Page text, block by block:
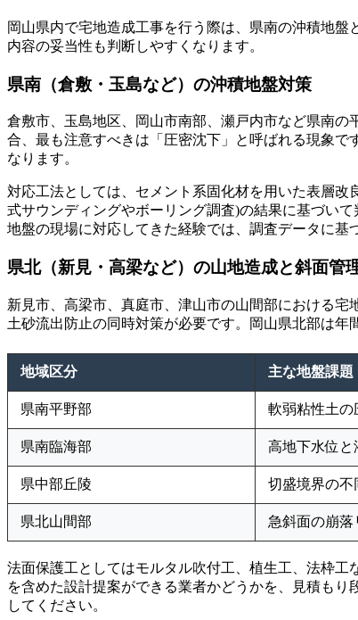
岡山県内で宅地造成工事を行う際は、県南の沖積地
内容の妥当性も判断しやすくなります。
県南（倉敷・玉島など）の沖積地盤対策
倉敷市、玉島地区、岡山市南部、瀬戸内市など県南
合、最も注意すべきは「圧密沈下」と呼ばれる現象
なります。
対応工法としては、セメント系固化材を用いた表層
式サウンディングやボーリング調査)の結果に基づい
地盤の現場に対応してきた経験では、調査データに基
県北（新見・高梁など）の山地造成と斜面管
新見市、高梁市、真庭市、津山市の山間部における
土砂流出防止の同時対策が必要です。岡山県北部は年
地域区分 主な地盤課題
県南平野部 軟弱粘性土の
県南臨海部 高地下水位と
県中部丘陵 切盛境界の不
県北山間部 急斜面の崩落
法面保護工としてはモルタル吹付工、植生工、法枠
を含めた設計提案ができる業者かどうかを、見積も
してください。